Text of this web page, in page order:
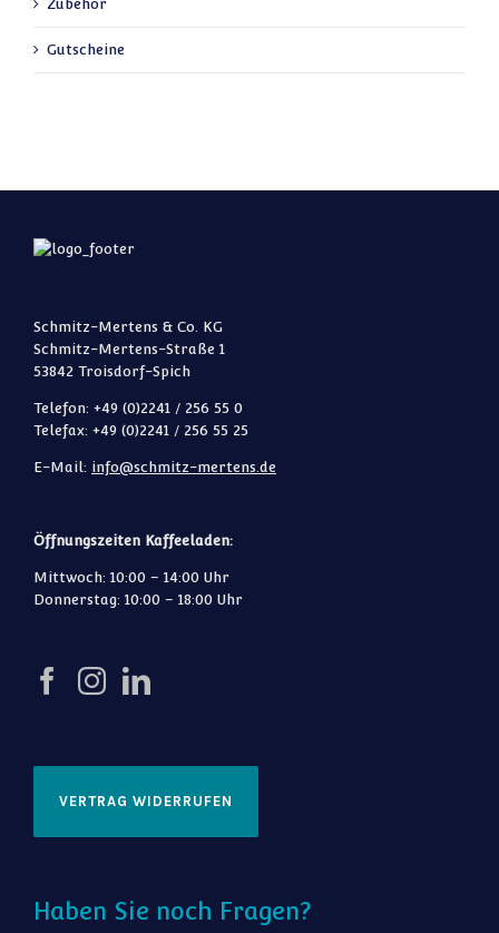
Zubehör
Gutscheine
Schmitz-Mertens & Co. KG
Schmitz-Mertens-Straße 1
53842 Troisdorf-Spich
Telefon: +49 (0)2241 / 256 55 0
Telefax: +49 (0)2241 / 256 55 25
E-Mail: info@schmitz-mertens.de
Öffnungszeiten Kaffeeladen:
Mittwoch: 10:00 – 14:00 Uhr
Donnerstag: 10:00 – 18:00 Uhr
VERTRAG WIDERRUFEN
Haben Sie noch Fragen?